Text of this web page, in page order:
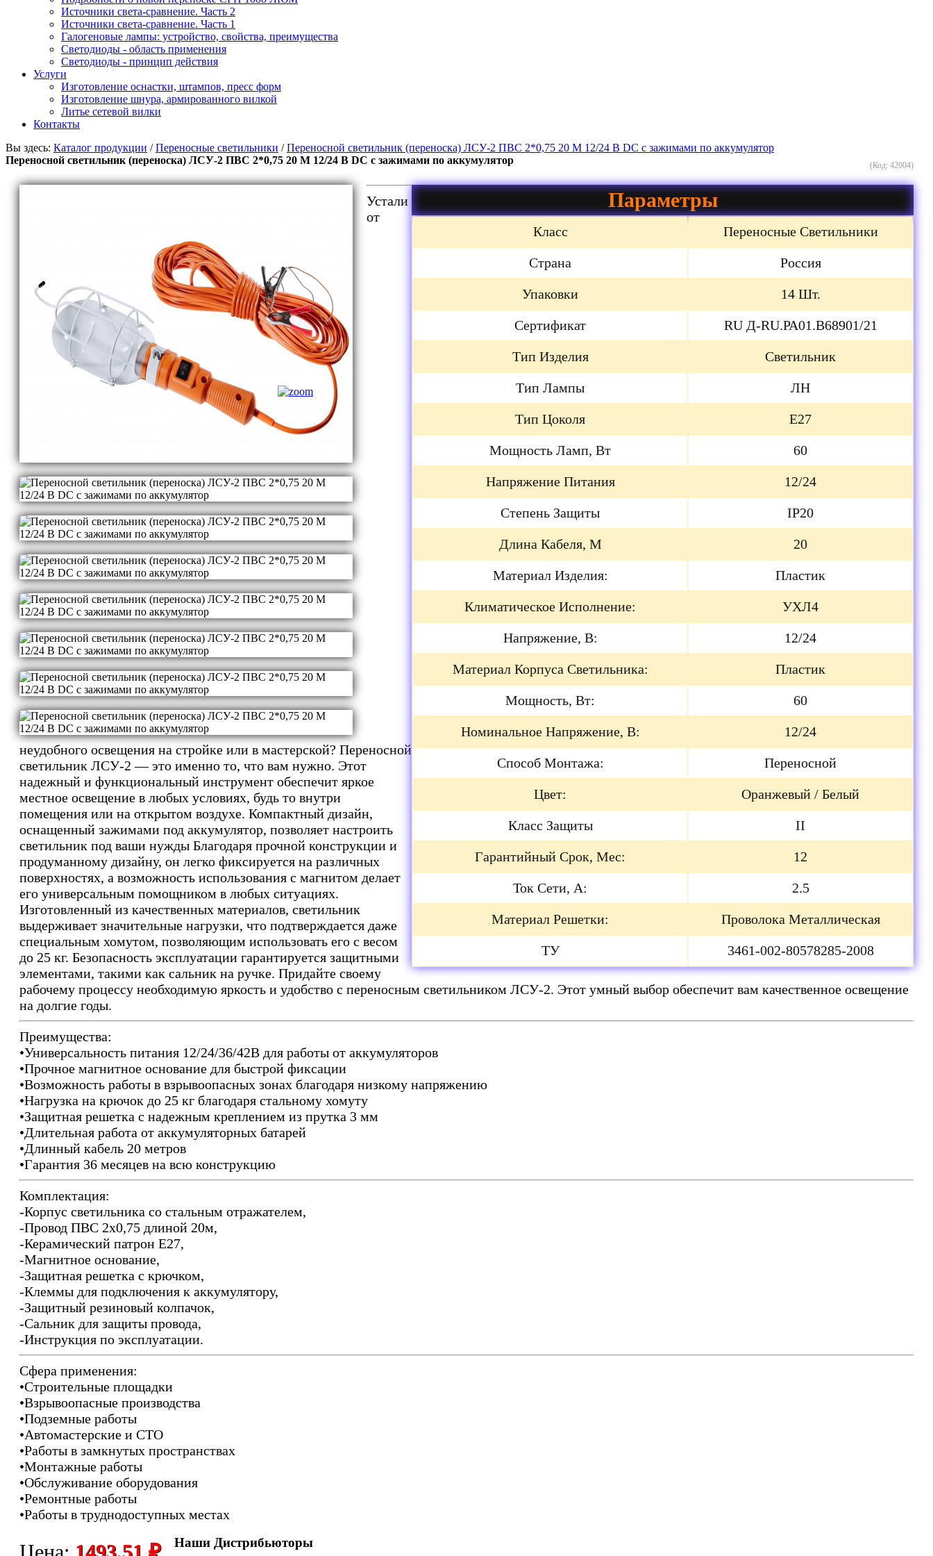
Источники света-сравнение. Часть 2
Источники света-сравнение. Часть 1
Галогеновые лампы: устройство, свойства, преимущества
Светодиоды - область применения
Светодиоды - принцип действия
Услуги
Изготовление оснастки, штампов, пресс форм
Изготовление шнура, армированного вилкой
Литье сетевой вилки
Контакты
Вы здесь: Каталог продукции /Переносные светильники /Переносной светильник (переноска) ЛСУ-2 ПВС 2*0,75 20 М 12/24 В DC с зажимами по аккумулятор
Переносной светильник (переноска) ЛСУ-2 ПВС 2*0,75 20 М 12/24 В DC с зажимами по аккумулятор
(Код: 42004)
Параметры
Класс Переносные Светильники
Страна Россия
Упаковки 14 Шт.
Сертификат RU Д-RU.РА01.B68901/21
Тип Изделия Светильник
Тип Лампы ЛН
Тип Цоколя Е27
Мощность Ламп, Вт 60
Напряжение Питания 12/24
Степень Защиты IP20
Длина Кабеля, М 20
Материал Изделия: Пластик
Климатическое Исполнение: УХЛ4
Напряжение, В: 12/24
Материал Корпуса Светильника: Пластик
Мощность, Вт: 60
Номинальное Напряжение, В: 12/24
Способ Монтажа: Переносной
Цвет: Оранжевый / Белый
Класс Защиты II
Гарантийный Срок, Мес: 12
Ток Сети, А: 2.5
Материал Решетки: Проволока Металлическая
ТУ 3461-002-80578285-2008
Устали
от
неудобного освещения на стройке или в мастерской? Переносной
светильник ЛСУ-2 — это именно то, что вам нужно. Этот
надежный и функциональный инструмент обеспечит яркое
местное освещение в любых условиях, будь то внутри
помещения или на открытом воздухе. Компактный дизайн,
оснащенный зажимами под аккумулятор, позволяет настроить
светильник под ваши нужды Благодаря прочной конструкции и
продуманному дизайну, он легко фиксируется на различных
поверхностях, а возможность использования с магнитом делает
его универсальным помощником в любых ситуациях.
Изготовленный из качественных материалов, светильник
выдерживает значительные нагрузки, что подтверждается даже
специальным хомутом, позволяющим использовать его с весом
до 25 кг. Безопасность эксплуатации гарантируется защитными
элементами, такими как сальник на ручке. Придайте своему
рабочему процессу необходимую яркость и удобство с переносным светильником ЛСУ-2. Этот умный выбор обеспечит вам качественное освещение
на долгие годы.
Преимущества:
•Универсальность питания 12/24/36/42В для работы от аккумуляторов
•Прочное магнитное основание для быстрой фиксации
•Возможность работы в взрывоопасных зонах благодаря низкому напряжению
•Нагрузка на крючок до 25 кг благодаря стальному хомуту
•Защитная решетка с надежным креплением из прутка 3 мм
•Длительная работа от аккумуляторных батарей
•Длинный кабель 20 метров
•Гарантия 36 месяцев на всю конструкцию
Комплектация:
-Корпус светильника со стальным отражателем,
-Провод ПВС 2х0,75 длиной 20м,
-Керамический патрон Е27,
-Магнитное основание,
-Защитная решетка с крючком,
-Клеммы для подключения к аккумулятору,
-Защитный резиновый колпачок,
-Сальник для защиты провода,
-Инструкция по эксплуатации.
Сфера применения:
•Строительные площадки
•Взрывоопасные производства
•Подземные работы
•Автомастерские и СТО
•Работы в замкнутых пространствах
•Монтажные работы
•Обслуживание оборудования
•Ремонтные работы
•Работы в труднодоступных местах
Цена: 1493.51 ₽ Наши Дистрибьюторы